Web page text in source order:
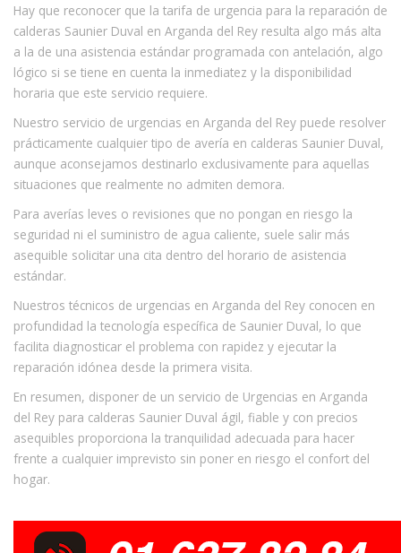
Hay que reconocer que la tarifa de urgencia para la reparación de
calderas Saunier Duval en Arganda del Rey resulta algo más alta
a la de una asistencia estándar programada con antelación, algo
lógico si se tiene en cuenta la inmediatez y la disponibilidad
horaria que este servicio requiere.
Nuestro servicio de urgencias en Arganda del Rey puede resolver
prácticamente cualquier tipo de avería en calderas Saunier Duval,
aunque aconsejamos destinarlo exclusivamente para aquellas
situaciones que realmente no admiten demora.
Para averías leves o revisiones que no pongan en riesgo la
seguridad ni el suministro de agua caliente, suele salir más
asequible solicitar una cita dentro del horario de asistencia
estándar.
Nuestros técnicos de urgencias en Arganda del Rey conocen en
profundidad la tecnología específica de Saunier Duval, lo que
facilita diagnosticar el problema con rapidez y ejecutar la
reparación idónea desde la primera visita.
En resumen, disponer de un servicio de Urgencias en Arganda
del Rey para calderas Saunier Duval ágil, fiable y con precios
asequibles proporciona la tranquilidad adecuada para hacer
frente a cualquier imprevisto sin poner en riesgo el confort del
hogar.